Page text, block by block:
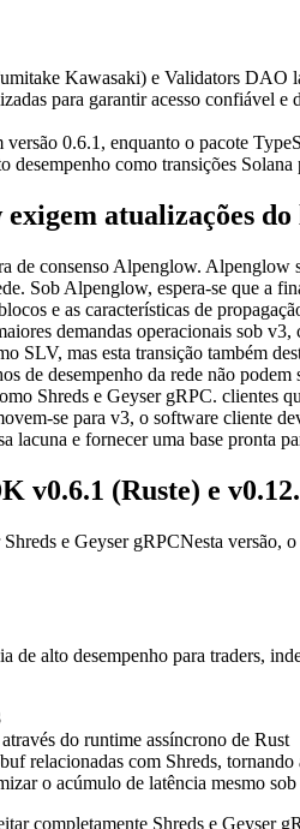
Kawasaki) e Validators DAO
para garantir acesso confiável
versão 0.6.1, enquanto o pacote
como transições
atualizações
de consenso Alpenglow.
Sob Alpenglow, espera-se que a
e as características de
demandas operacionais sob
SLV, mas esta transição também
de desempenho da rede não podem
Shreds e Geyser gRPC. clientes
se para v3, o software cliente
lacuna e fornecer uma base pronta
v0.6.1 (Ruste) e
e Geyser gRPCNesta
de alto desempenho para traders,
do runtime assíncrono de Rust
relacionadas com Shreds,
o acúmulo de latência mesmo
completamente Shreds e Geyser